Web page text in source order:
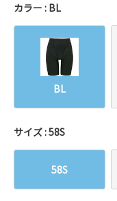
カラー BL
BL
サイズ 58S
58S